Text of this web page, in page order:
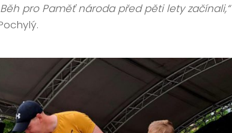
pro Paměť národa před pěti lety začínali,“